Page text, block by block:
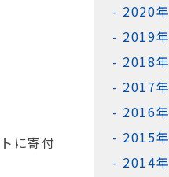
に寄付
2020年
2019年
2018年
2017年
2016年
2015年
2014年